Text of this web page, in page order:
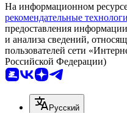
На информационном
рекомендательные
предоставления
и анализа сведений,
пользователей сети
Российской Федерации)
Русский